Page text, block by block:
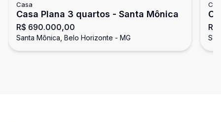
Casa
Casa Plana 3 quartos - Santa Mônica
R$ 690.000,00
Santa Mônica, Belo Horizonte - MG